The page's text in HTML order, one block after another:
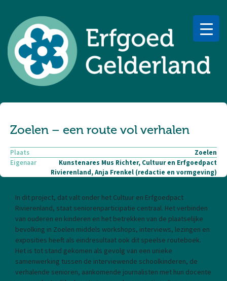
Zoelen – een route vol verhalen
Plaats
Zoelen
Eigenaar
Kunstenares Mus Richter, Cultuur en Erfgoedpact
Rivierenland, Anja Frenkel (redactie en vormgeving)
In dit project, dat valt onder het Cultuur en Erfgoedpact
Rivierenland, staat seniorenparticipatie centraal. Het verbinden
van ouderen en kinderen en het betrekken van de plaatselijke
bevolking in Zoelen middels workshops, interviews, lezingen en
exposities heeft als eindresultaat ook dit speelse routeboek.
Het is tot stand gekomen als gevolg van een unieke
samenwerking tussen de interviewende schoolkinderen, de
verhalende senioren, aankomende journalisten met hun docente